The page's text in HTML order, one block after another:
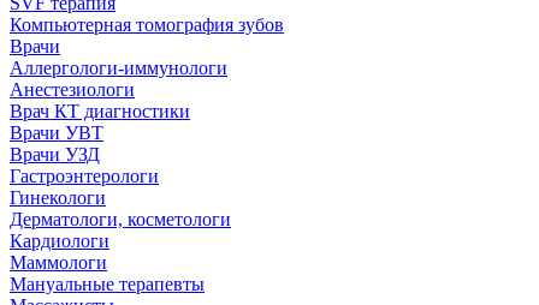
Компьютерная томография зубов
Врачи
Аллергологи-иммунологи
Анестезиологи
Врач КТ диагностики
Врачи УВТ
Врачи УЗД
Гастроэнтерологи
Гинекологи
Дерматологи, косметологи
Кардиологи
Маммологи
Мануальные терапевты